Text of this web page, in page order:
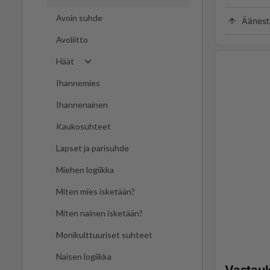
Avoin suhde
Avoliitto
Häät
Ihannemies
Ihannenainen
Kaukosuhteet
Lapset ja parisuhde
Miehen logiikka
Miten mies isketään?
Miten nainen isketään?
Monikulttuuriset suhteet
Naisen logiikka